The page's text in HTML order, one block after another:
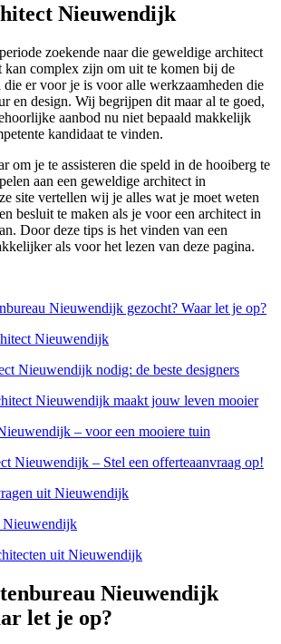
Nieuwendijk
zoekende naar die geweldige architect
complex zijn om uit te komen bij de
er voor je is voor alle werkzaamheden die
en design. Wij begrijpen dit maar al te goed,
aanbod nu niet bepaald makkelijk
kandidaat te vinden.
om je te assisteren die speld in de hooiberg te
aan een geweldige architect in
site vertellen wij je alles wat je moet weten
besluit te maken als je voor een architect in
Door deze tips is het vinden van een
als voor het lezen van deze pagina.
Nieuwendijk gezocht? Waar let je op?
Nieuwendijk
Nieuwendijk nodig: de beste designers
Nieuwendijk maakt jouw leven mooier
– voor een mooiere tuin
Nieuwendijk – Stel een offerteaanvraag op!
uit Nieuwendijk
Nieuwendijk
uit Nieuwendijk
Nieuwendijk
let je op?